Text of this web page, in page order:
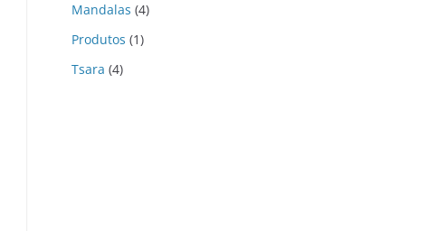
Mandalas (4)
Produtos (1)
Tsara (4)